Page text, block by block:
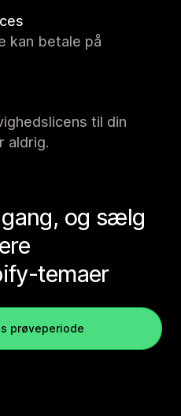
kan betale på
til din
aldrig.
og sælg
temaer
prøveperiode